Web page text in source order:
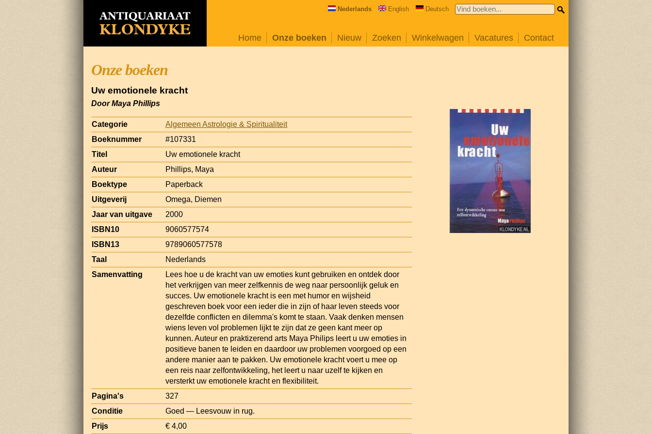
Nederlands English Deutsch
Home Onze boeken Nieuw Zoeken Winkelwagen Vacatures Contact
Onze boeken
Uw emotionele kracht
Door Maya Phillips
Categorie
Algemeen Astrologie & Spiritualiteit
Boeknummer
#107331
Titel
Uw emotionele kracht
Auteur
Phillips, Maya
Boektype
Paperback
Uitgeverij
Omega, Diemen
Jaar van uitgave
2000
ISBN10
9060577574
ISBN13
9789060577578
Taal
Nederlands
Samenvatting
Lees hoe u de kracht van uw emoties kunt gebruiken en ontdek door
het verkrijgen van meer zelfkennis de weg naar persoonlijk geluk en
succes. Uw emotionele kracht is een met humor en wijsheid
geschreven boek voor een ieder die in zijn of haar leven steeds voor
dezelfde conflicten en dilemma's komt te staan. Vaak denken mensen
wiens leven vol problemen lijkt te zijn dat ze geen kant meer op
kunnen. Auteur en praktizerend arts Maya Philips leert u uw emoties in
positieve banen te leiden en daardoor uw problemen voorgoed op een
andere manier aan te pakken. Uw emotionele kracht voert u mee op
een reis naar zelfontwikkeling, het leert u naar uzelf te kijken en
versterkt uw emotionele kracht en flexibiliteit.
Pagina's
327
Conditie
Goed — Leesvouw in rug.
Prijs
€ 4,00